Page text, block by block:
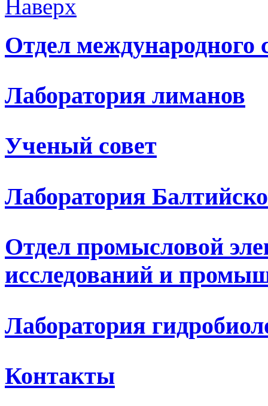
Наверх
Отдел международного
Лаборатория лиманов
Ученый совет
Лаборатория
Отдел промысловой
исследований и
Лаборатория
Контакты